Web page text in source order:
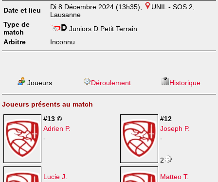
Date et lieu Di 8 Décembre 2024 (13h35),
UNIL - SOS 2,
Lausanne
Type de
match
Juniors D Petit Terrain
Arbitre
Inconnu
Joueurs Déroulement Historique
Joueurs présents au match
#13 ©
Adrien P.
-
#12
Joseph P.
-
2
Lucie J.
Matteo T.